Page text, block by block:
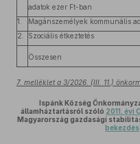
adatok ezer Ft-ban
1.
Magánszemélyek kommunális
2.
Szociális étkeztetés
Összesen
7. melléklet a 3/2026. (III. 11.)
Ispánk Község
államháztartásról szóló 2011. évi
Magyarország gazdasági
bekezdés